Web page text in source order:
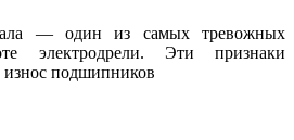
— один из самых тревожных
электродрели. Эти признаки
износ подшипников